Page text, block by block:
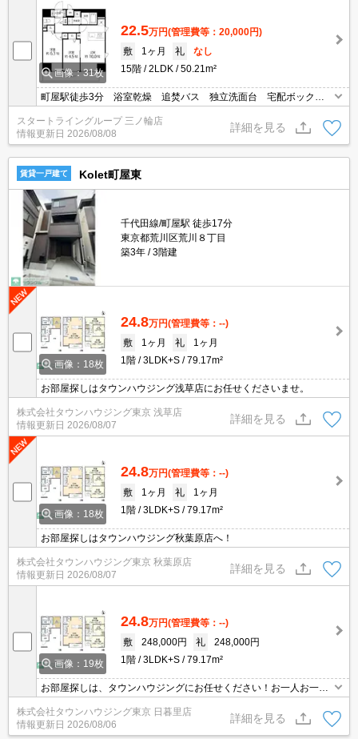
画像：31枚
22.5万円(管理費等：20,000円)
敷
1ヶ月 礼
なし
15階
2LDK 50.21m²
町屋駅徒歩3分 浴室乾燥 追焚バス 独立洗面台 宅配ボック
ス オートロック 3口ガスコンロ・グリル
スタートライングループ 三ノ輪店
情報更新日 2026/08/08
詳細を見る
賃貸一戸建て Kolet町屋東
千代田線/町屋駅 徒歩17分
東京都荒川区荒川８丁目
築3年
3階建
画像：18枚
24.8万円(管理費等：--)
敷
1ヶ月 礼
1ヶ月
1階
3LDK+S 79.17m²
お部屋探しはタウンハウジング浅草店にお任せくださいませ。
株式会社タウンハウジング東京 浅草店
情報更新日 2026/08/07
詳細を見る
画像：18枚
24.8万円(管理費等：--)
敷
1ヶ月 礼
1ヶ月
1階
3LDK+S 79.17m²
お部屋探しはタウンハウジング秋葉原店へ！
株式会社タウンハウジング東京 秋葉原店
情報更新日 2026/08/07
詳細を見る
画像：19枚
24.8万円(管理費等：--)
敷
248,000円 礼
248,000円
1階
3LDK+S 79.17m²
お部屋探しは、タウンハウジングにお任せください！お一人お一人
様に合ったお部屋をお探し致します。分からないことは何でもご相
談くださいませ。
株式会社タウンハウジング東京 日暮里店
情報更新日 2026/08/06
詳細を見る